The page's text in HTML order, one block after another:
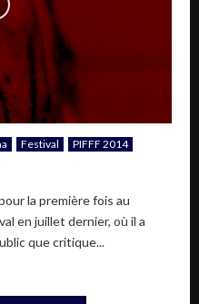
Festival PIFFF 2014
la première fois au
en juillet dernier, où il a
que critique...